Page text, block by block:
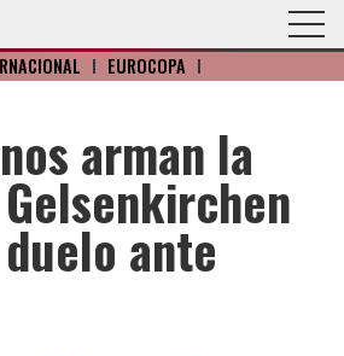
I EUROCOPA I
arman la
ante